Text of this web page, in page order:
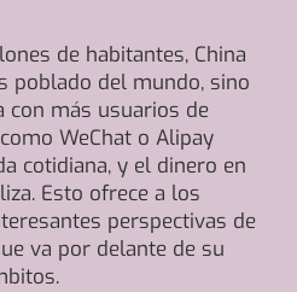
de habitantes, China
poblado del mundo, sino
con más usuarios de
WeChat o Alipay
cotidiana, y el dinero en
Esto ofrece a los
perspectivas de
va por delante de su